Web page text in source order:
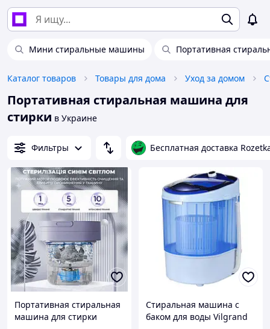
Мини стиральные машины Портативная
Каталог товаров Товары для дома Уход за домом
Портативная стиральная машина для
стирки в Украине
Фильтры Бесплатная доставка
Портативная стиральная
машина для стирки
Стиральная машина с
баком для воды Vilgrand